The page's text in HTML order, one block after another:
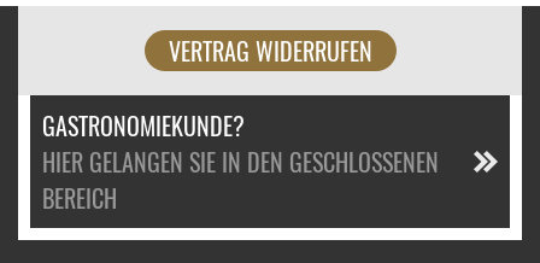
VERTRAG WIDERRUFEN
GASTRONOMIEKUNDE?
HIER GELANGEN SIE IN DEN GESCHLOSSENEN
BEREICH